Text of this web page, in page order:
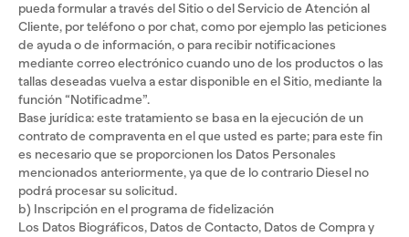
pueda formular a través del Sitio o del Servicio de Atención al
Cliente, por teléfono o por chat, como por ejemplo las peticiones
de ayuda o de información, o para recibir notificaciones
mediante correo electrónico cuando uno de los productos o las
tallas deseadas vuelva a estar disponible en el Sitio, mediante la
función “Notificadme”.
Base jurídica: este tratamiento se basa en la ejecución de un
contrato de compraventa en el que usted es parte; para este fin
es necesario que se proporcionen los Datos Personales
mencionados anteriormente, ya que de lo contrario Diesel no
podrá procesar su solicitud.
b) Inscripción en el programa de fidelización
Los Datos Biográficos, Datos de Contacto, Datos de Compra y